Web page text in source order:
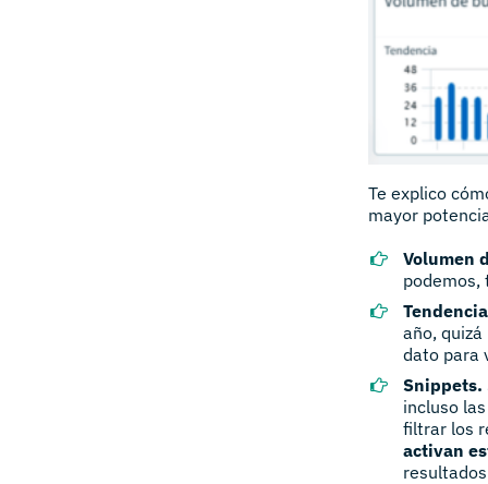
Te explico
mayor
Volumen
podemos,
Tendencia
año,
dato para
Snippets.
incluso
filtrar los
activan